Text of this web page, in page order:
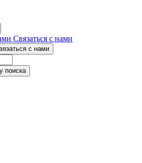
Связаться с нами